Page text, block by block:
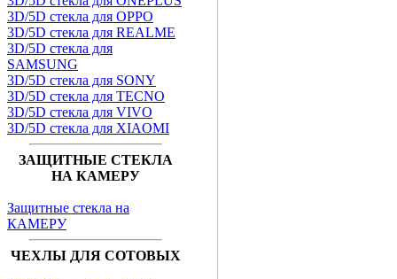
3D/5D стекла для OPPO
3D/5D стекла для REALME
3D/5D стекла для
SAMSUNG
3D/5D стекла для SONY
3D/5D стекла для TECNO
3D/5D стекла для VIVO
3D/5D стекла для XIAOMI
ЗАЩИТНЫЕ СТЕКЛА
НА КАМЕРУ
Защитные стекла на
КАМЕРУ
ЧЕХЛЫ ДЛЯ СОТОВЫХ